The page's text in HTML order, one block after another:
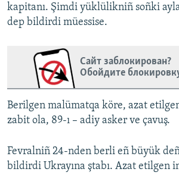
kapitanı. Şimdi yüklülikniñ soñki
dep bildirdi müessise.
Сайт заблокирован?
Обойдите
Berilgen malümatqa köre, azat
zabit ola, 89-ı – adiy asker ve çavuş.
Fevralniñ 24-nden berli eñ büyük
bildirdi Ukrayına ştabı. Azat etilgen